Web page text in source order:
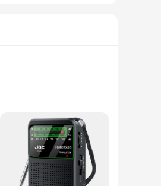
compact size make it a
deliver an exceptional